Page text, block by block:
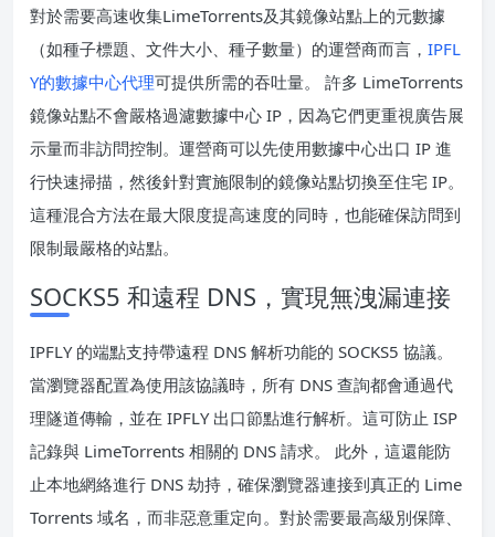
對於需要高速收集LimeTorrents及其鏡像站點上的元數據
（如種子標題、文件大小、種子數量）的運營商而言， IPFL
Y的數據中心代理可提供所需的吞吐量。 許多 LimeTorrents
鏡像站點不會嚴格過濾數據中心 IP，因為它們更重視廣告展
示量而非訪問控制。運營商可以先使用數據中心出口 IP 進
行快速掃描，然後針對實施限制的鏡像站點切換至住宅 IP。
這種混合方法在最大限度提高速度的同時，也能確保訪問到
限制最嚴格的站點。
SOCKS5 和遠程 DNS，實現無洩漏連接
IPFLY 的端點支持帶遠程 DNS 解析功能的 SOCKS5 協議。
當瀏覽器配置為使用該協議時，所有 DNS 查詢都會通過代
理隧道傳輸，並在 IPFLY 出口節點進行解析。這可防止 ISP
記錄與 LimeTorrents 相關的 DNS 請求。 此外，這還能防
止本地網絡進行 DNS 劫持，確保瀏覽器連接到真正的 Lime
Torrents 域名，而非惡意重定向。對於需要最高級別保障、